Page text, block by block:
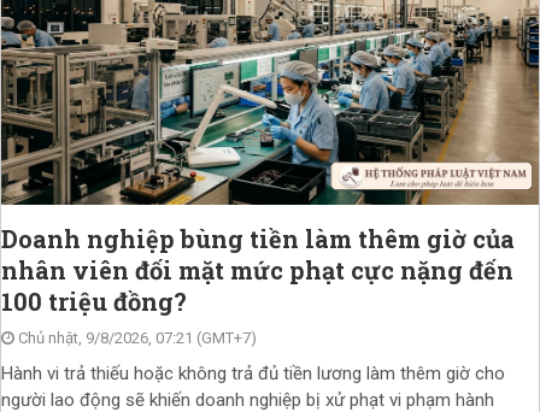
Doanh nghiệp bùng tiền làm thêm giờ của
nhân viên đối mặt mức phạt cực nặng đến
100 triệu đồng?
Chủ nhật, 9/8/2026, 07:21 (GMT+7)
Hành vi trả thiếu hoặc không trả đủ tiền lương làm thêm giờ cho
người lao động sẽ khiến doanh nghiệp bị xử phạt vi phạm hành